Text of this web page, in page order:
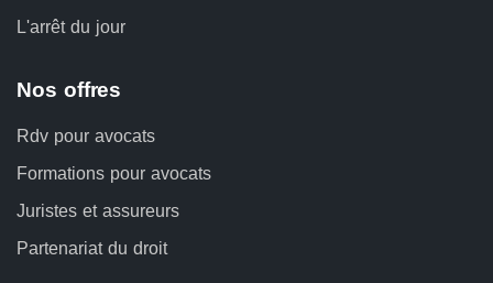
L'arrêt du jour
Nos offres
Rdv pour avocats
Formations pour avocats
Juristes et assureurs
Partenariat du droit